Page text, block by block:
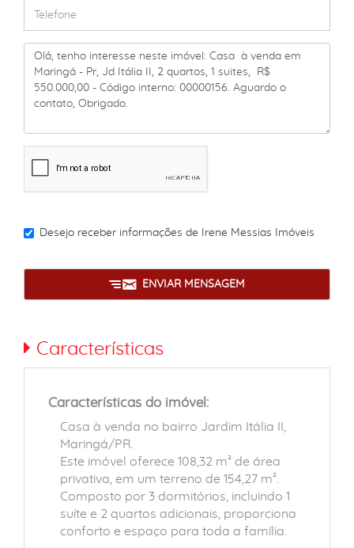
Desejo receber informações de Irene Messias Imóveis
ENVIAR MENSAGEM
Características
Características do imóvel:
Casa à venda no bairro Jardim Itália II,
Maringá/PR.
Este imóvel oferece 108,32 m² de área
privativa, em um terreno de 154,27 m².
Composto por 3 dormitórios, incluindo 1
suíte e 2 quartos adicionais, proporciona
conforto e espaço para toda a família.